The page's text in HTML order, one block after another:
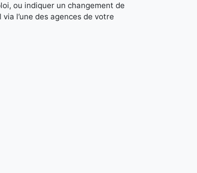
ou indiquer un changement de
l’une des agences de votre